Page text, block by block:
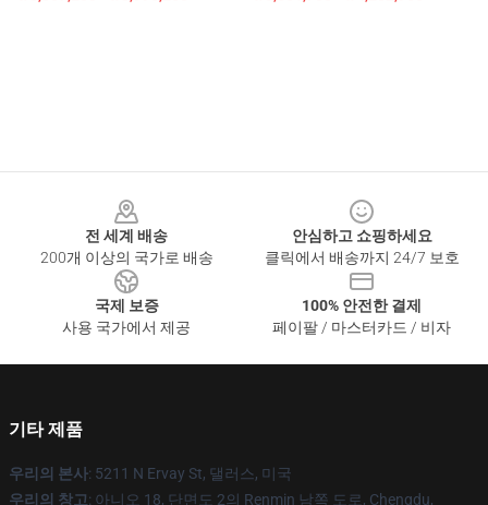
전 세계 배송
200개 이상의 국가로 배송
안심하고 쇼핑하세요
클릭에서 배송까지 24/7 보호
국제 보증
사용 국가에서 제공
100% 안전한 결제
페이팔 / 마스터카드 / 비자
기타 제품
우리의 본사: 5211 N Ervay St, 댈러스, 미국
우리의 창고: 아니오 18, 단면도 2의 Renmin 남쪽 도로, Chengdu,